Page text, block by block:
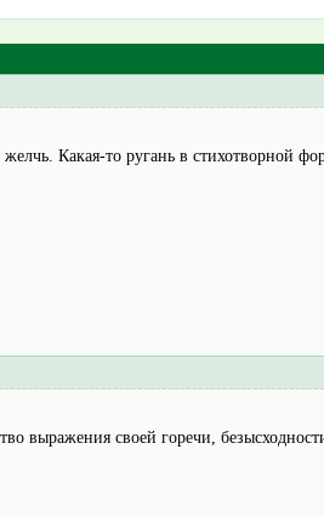
Какая-то ругань в стихотворной
выражения своей горечи,